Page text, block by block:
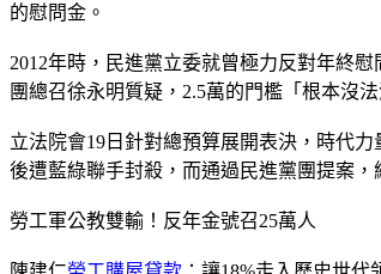
的慰問金。
2012年時，民進黨立委就曾極力反對年終
團總召徐永明質疑，2.5萬的門檻「根本沒
立法院會19日針對總預算展開表決，時代
後遭藍綠聯手封殺，而通過民進黨團提案
勞工軍公教雙輸！反年金號召25萬人